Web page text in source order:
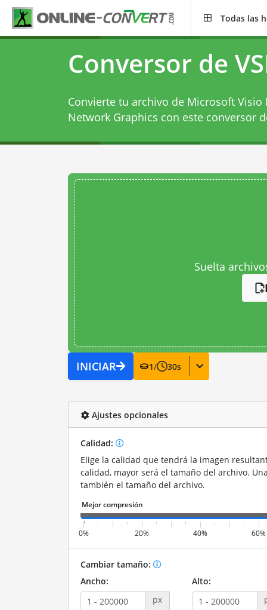
Todas las
Conversor de
Convierte tu archivo de Microsoft Visio
Network Graphics con este conversor
Suelta
INICIAR 1/ 30s
Ajustes opcionales
Calidad:
Elige la calidad que tendrá la imagen
calidad, mayor será el tamaño del archivo.
también el tamaño del archivo.
0% 20% 40% 60%
Cambiar tamaño:
Ancho:
px
Alto: